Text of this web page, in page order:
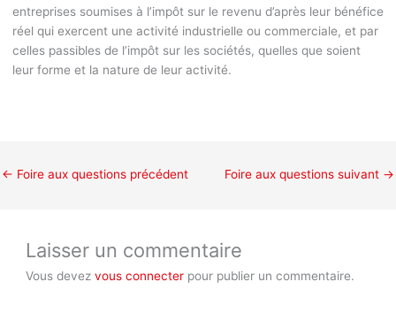
entreprises soumises à l’impôt sur le revenu d’après leur bénéfice
réel qui exercent une activité industrielle ou commerciale, et par
celles passibles de l’impôt sur les sociétés, quelles que soient
leur forme et la nature de leur activité.
← Foire aux questions précédent Foire aux questions suivant →
Laisser un commentaire
Vous devezvous connecter pour publier un commentaire.